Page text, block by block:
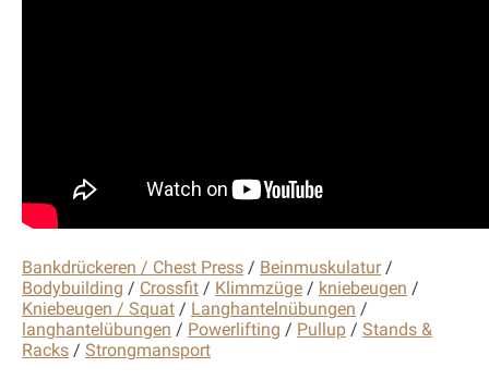
Bankdrückeren / Chest Press / Beinmuskulatur/
Bodybuilding / Crossfit / Klimmzüge / kniebeugen /
Kniebeugen / Squat / Langhantelnübungen /
langhantelübungen / Powerlifting / Pullup / Stands &
Racks / Strongmansport